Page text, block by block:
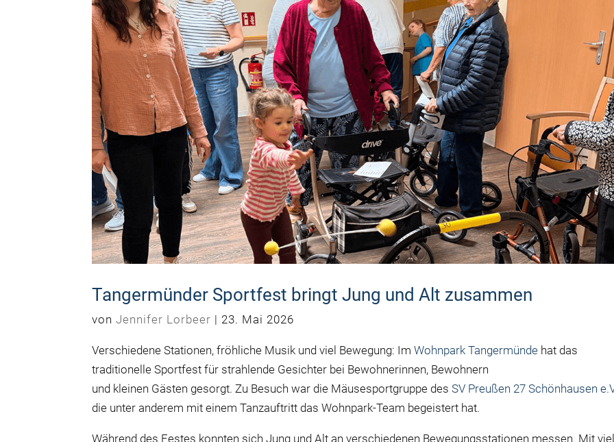
Tangermünder Sportfest bringt Jung und Alt zusammen
vonJennifer Lorbeer | 23. Mai 2026
Verschiedene Stationen, fröhliche Musik und viel Bewegung: ImWohnpark Tangermünde hat das
traditionelle Sportfest für strahlende Gesichter bei Bewohnerinnen, Bewohnern
und kleinen Gästen gesorgt. Zu Besuch war die Mäusesportgruppe desSV Preußen 27 Schönhausen
die unter anderem mit einem Tanzauftritt das Wohnpark-Team begeistert hat.
Während des Festes konnten sich Jung und Alt an verschiedenen Bewegungsstationen messen. Mit